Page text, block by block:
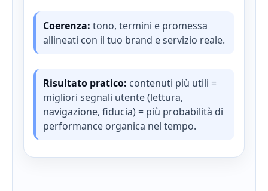
Coerenza: tono, termini e promessa
allineati con il tuo brand e servizio reale.
Risultato pratico: contenuti più utili =
migliori segnali utente (lettura,
navigazione, fiducia) = più probabilità di
performance organica nel tempo.